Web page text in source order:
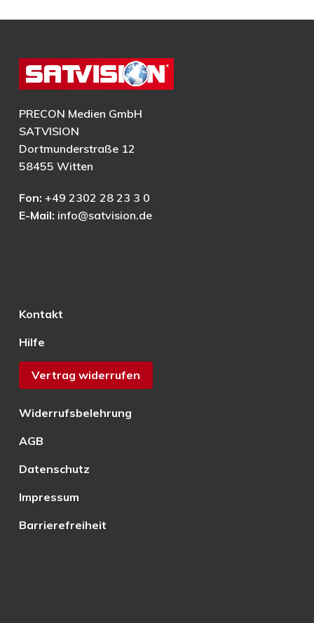
PRECON Medien GmbH
SATVISION
Dortmunderstraße 12
58455 Witten
Fon: +49 2302 28 23 3 0
E-Mail: info@satvision.de
Kontakt
Hilfe
Vertrag widerrufen
Widerrufsbelehrung
AGB
Datenschutz
Impressum
Barrierefreiheit